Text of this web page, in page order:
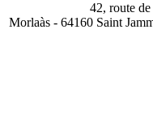
42, route de
Morlaàs - 64160 Saint